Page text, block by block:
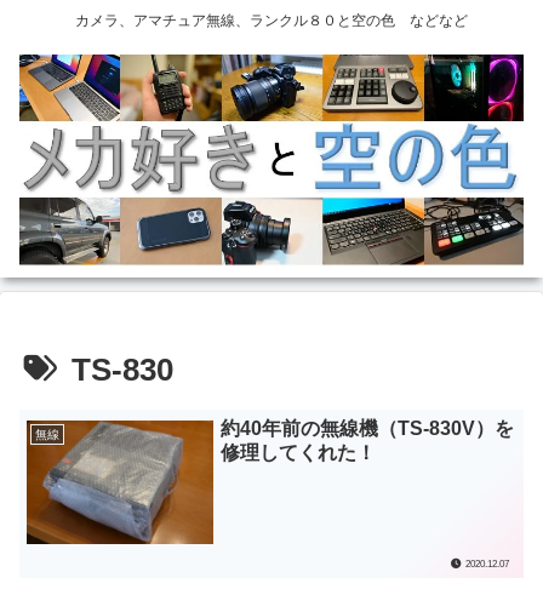
カメラ、アマチュア無線、ランクル８０と空の色 などなど
TS-830
無線
約40年前の無線機（TS-830V）を
修理してくれた！
2020.12.07